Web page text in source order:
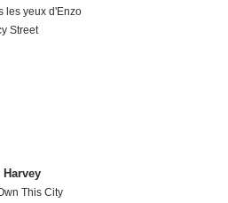
les yeux d'Enzo
Street
Harvey
This City